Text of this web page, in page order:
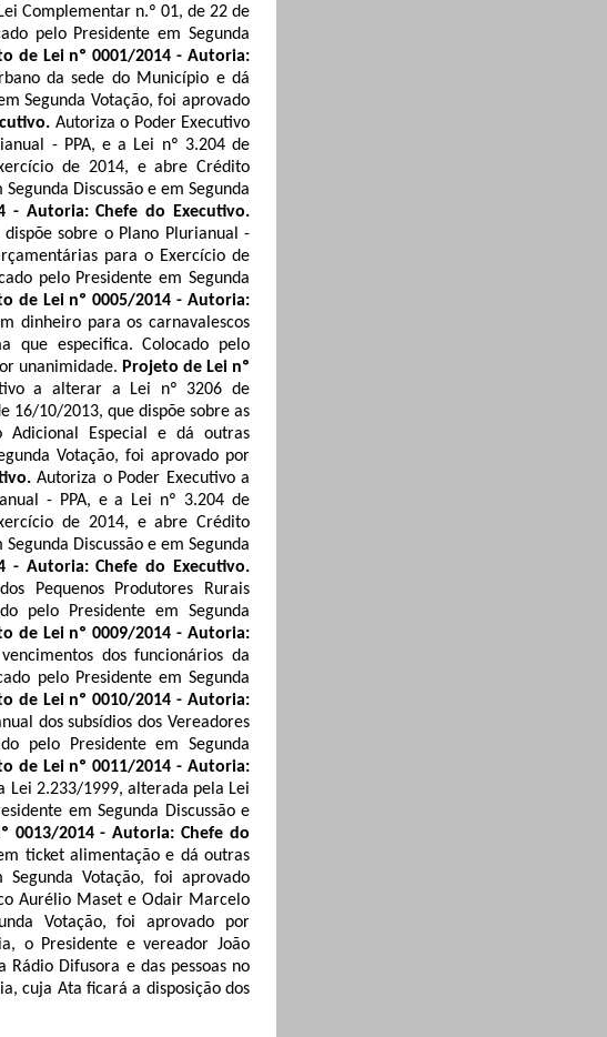
Complementar n.º 01, de 22 de
pelo Presidente em Segunda
de Lei nº 0001/2014 - Autoria:
da sede do Município e dá
Segunda Votação, foi aprovado
Autoriza o Poder Executivo
- PPA, e a Lei nº 3.204 de
de 2014, e abre Crédito
Discussão e em Segunda
- Autoria: Chefe do Executivo.
sobre o Plano Plurianual -
para o Exercício de
pelo Presidente em Segunda
de Lei nº 0005/2014 - Autoria:
dinheiro para os carnavalescos
que especifica.Colocado pelo
unanimidade. Projeto de Lei nº
a alterar a Lei nº 3206 de
16/10/2013, que dispõe sobre as
Especial e dá outras
Votação, foi aprovado por
Autoriza o Poder Executivo a
- PPA, e a Lei nº 3.204 de
de 2014, e abre Crédito
Discussão e em Segunda
- Autoria: Chefe do Executivo.
Pequenos Produtores Rurais
pelo Presidente em Segunda
de Lei nº 0009/2014 - Autoria:
dos funcionários da
pelo Presidente em Segunda
de Lei nº 0010/2014 - Autoria:
dos subsídios dos Vereadores
pelo Presidente em Segunda
de Lei nº 0011/2014 - Autoria:
Lei 2.233/1999, alterada pela Lei
em Segunda Discussão e
0013/2014 - Autoria: Chefe do
ticket alimentação e dá outras
Segunda Votação, foi aprovado
Aurélio Maset e Odair Marcelo
Votação, foi aprovado por
o Presidente e vereador João
Rádio Difusora e das pessoas no
cuja Ata ficará a disposição dos